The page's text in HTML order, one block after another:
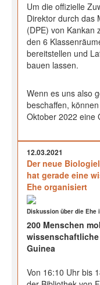
Um die offizielle
Direktor durch das
(DPE) von Kankan
den 6
bereitstellen und
bauen lassen.
Wenn es uns also
beschaffen,
Oktober 2022 eine
12.03.2021
Der neue
hat gerade eine
Ehe organisiert
Diskussion über die Ehe
200 Menschen
Guinea
Von 16:10 Uhr bis